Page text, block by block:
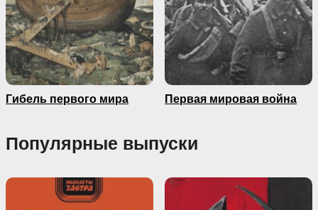
Гибель первого мира Первая мировая война
Популярные выпуски